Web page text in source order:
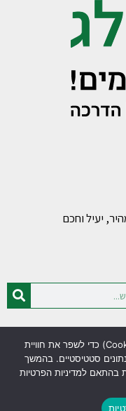
יעיל וחכם
עסק טוב
בניית אתרים
האתר שלנו עושה שימוש בקבצי עוגיות (Cookies) כדי לשפר את חוויית
סטטיסטיים. בהמשך
בהתאם למדיניות הפרטיות